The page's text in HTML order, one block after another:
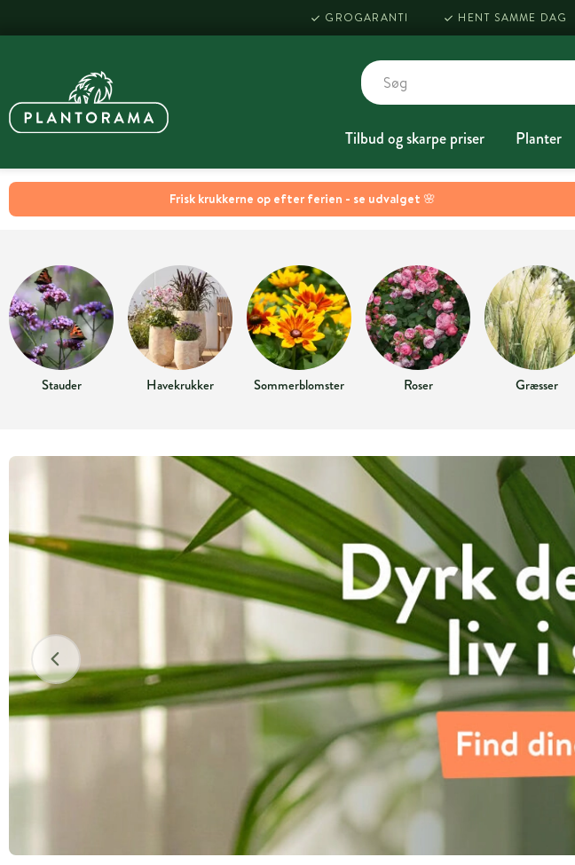
GROGARANTI HENT SAMME DAG
Tilbud og skarpe priser Planter
Frisk krukkerne op efter ferien - se udvalget 🌸
Stauder Havekrukker Sommerblomster Roser Græsser